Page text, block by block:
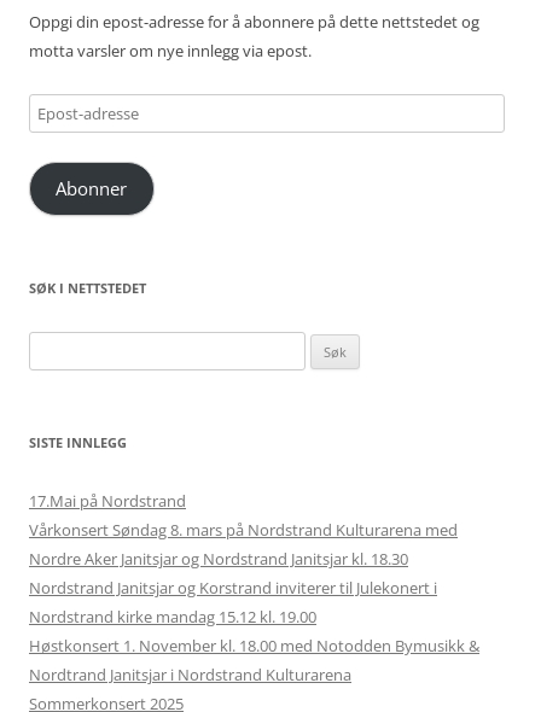
Oppgi din epost-adresse for å abonnere på dette nettstedet og
motta varsler om nye innlegg via epost.
Epost-
adresse
Abonner
SØK I NETTSTEDET
etter:
SISTE INNLEGG
17.Mai på Nordstrand
Vårkonsert Søndag 8. mars på Nordstrand Kulturarena med
Nordre Aker Janitsjar og Nordstrand Janitsjar kl. 18.30
Nordstrand Janitsjar og Korstrand inviterer til Julekonert i
Nordstrand kirke mandag 15.12 kl. 19.00
Høstkonsert 1. November kl. 18.00 med Notodden Bymusikk &
Nordtrand Janitsjar i Nordstrand Kulturarena
Sommerkonsert 2025